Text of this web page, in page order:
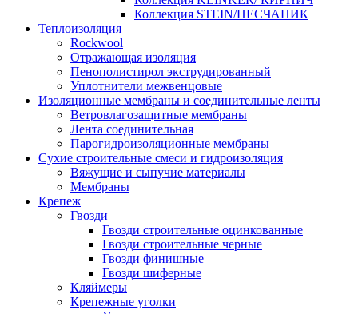
Коллекция STEIN/ПЕСЧАНИК
Теплоизоляция
Rockwool
Отражающая изоляция
Пенополистирол экструдированный
Уплотнители межвенцовые
Изоляционные мембраны и соединительные ленты
Ветровлагозащитные мембраны
Лента соединительная
Парогидроизоляционные мембраны
Сухие строительные смеси и гидроизоляция
Вяжущие и сыпучие материалы
Мембраны
Крепеж
Гвозди
Гвозди строительные оцинкованные
Гвозди строительные черные
Гвозди финишные
Гвозди шиферные
Кляймеры
Крепежные уголки